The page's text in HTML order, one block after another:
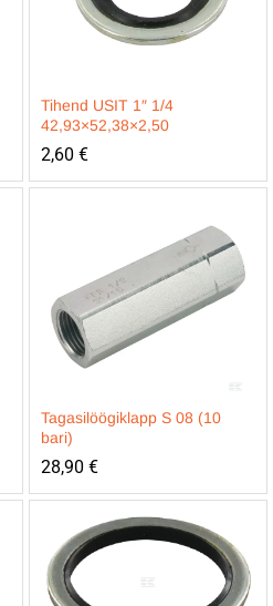
Tihend USIT 1″ 1/4
42,93×52,38×2,50
2,60 €
Tagasilöögiklapp S 08 (10
bari)
28,90 €